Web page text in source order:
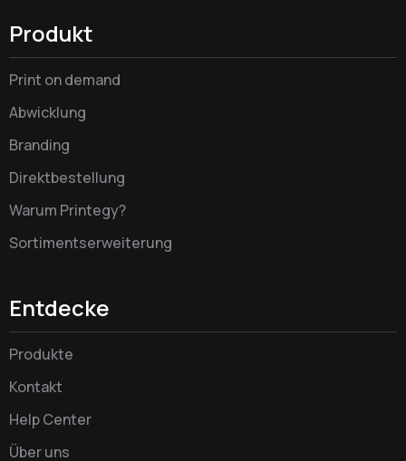
Produkt
Print on demand
Abwicklung
Branding
Direktbestellung
Warum Printegy?
Sortimentserweiterung
Entdecke
Produkte
Kontakt
Help Center
Über uns